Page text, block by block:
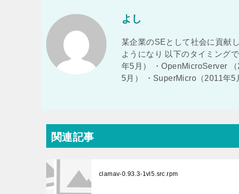
よし
某企業のSEとして社会に貢献
ようになり 以下のタイミング
年5月） ・OpenMicroServer
5月） ・SuperMicro（2011年5
関連記事
clamav-0.93.3-1vl5.src.rpm